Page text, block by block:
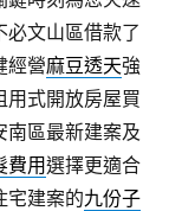
必文山區借款了
經營麻豆透天強
用式開放房屋買
南區最新建案及
費用選擇更適合
宅建案的九份子